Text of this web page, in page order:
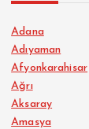
Adana
Adıyaman
Afyonkarahisar
Ağrı
Aksaray
Amasya